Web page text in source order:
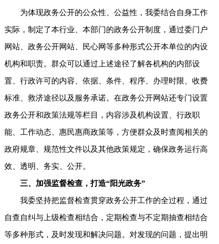
为体现政务公开的公众性、公益性，我委结合自身工作
实际，制定了本行业、本部门的政务公开制度，通过委门户
网站、政务公开网站、民心网等多种形式公开本单位的内设
机构和职责。群众可以通过上述途径了解各机构的内部设
置、行政许可的内容、依据、条件、程序、办理时限、收费
标准、救济途径以及服务承诺。在政务公开网站还专门设置
政务公开和政策法规等栏目，内容涉及机构设置、行政职
能、工作动态、惠民惠商政策等，方便群众及时查阅相关的
政府规章、规范性文件以及其他政策规定，确保政务运行高
效、透明、务实、公开。
三、加强监督检查，打造“阳光政务”
我委坚持把监督检查贯穿政务公开工作的全过程，通过
自查自纠与上级检查相结合，定期检查与不定期抽查相结合
等多种形式，及时发现和解决问题。对发现的问题，提出明